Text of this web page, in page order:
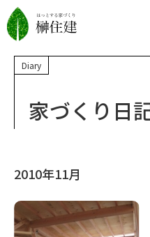
Diary
家づくり日
2010年11月